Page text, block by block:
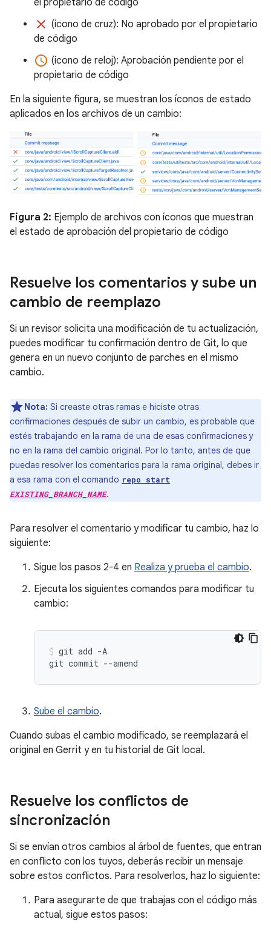
clear (ícono de cruz): No aprobado por el propietario
de código
access_time (ícono de reloj): Aprobación pendiente por el
propietario de código
En la siguiente figura, se muestran los íconos de estado
aplicados en los archivos de un cambio:
Figura 2: Ejemplo de archivos con íconos que muestran
el estado de aprobación del propietario de código
Resuelve los comentarios y sube un
cambio de reemplazo
Si un revisor solicita una modificación de tu actualización,
puedes modificar tu confirmación dentro de Git, lo que
genera en un nuevo conjunto de parches en el mismo
cambio.
Nota: Si creaste otras ramas e hiciste otras
confirmaciones después de subir un cambio, es probable que
estés trabajando en la rama de una de esas confirmaciones y
no en la rama del cambio original. Por lo tanto, antes de que
puedas resolver los comentarios para la rama original, debes ir
a esa rama con el comando repo start
EXISTING_BRANCH_NAME.
Para resolver el comentario y modificar tu cambio, haz lo
siguiente:
Sigue los pasos 2-4 en Realiza y prueba el cambio.
Ejecuta los siguientes comandos para modificar tu
cambio:
git add -A
git commit --amend
Sube el cambio.
Cuando subas el cambio modificado, se reemplazará el
original en Gerrit y en tu historial de Git local.
Resuelve los conflictos de
sincronización
Si se envían otros cambios al árbol de fuentes, que entran
en conflicto con los tuyos, deberás recibir un mensaje
sobre estos conflictos. Para resolverlos, haz lo siguiente:
Para asegurarte de que trabajas con el código más
actual, sigue estos pasos: